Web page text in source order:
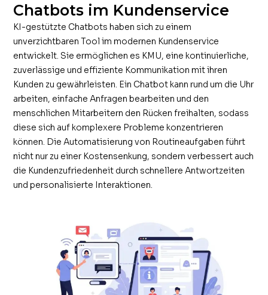
Chatbots im Kundenservice
KI-gestützte Chatbots haben sich zu einem
unverzichtbaren Tool im modernen Kundenservice
entwickelt. Sie ermöglichen es KMU, eine kontinuierliche,
zuverlässige und effiziente Kommunikation mit ihren
Kunden zu gewährleisten. Ein Chatbot kann rund um die Uhr
arbeiten, einfache Anfragen bearbeiten und den
menschlichen Mitarbeitern den Rücken freihalten, sodass
diese sich auf komplexere Probleme konzentrieren
können. Die Automatisierung von Routineaufgaben führt
nicht nur zu einer Kostensenkung, sondern verbessert auch
die Kundenzufriedenheit durch schnellere Antwortzeiten
und personalisierte Interaktionen.